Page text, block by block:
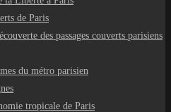
de Paris
des passages couverts parisiens
du métro parisien
tropicale de Paris